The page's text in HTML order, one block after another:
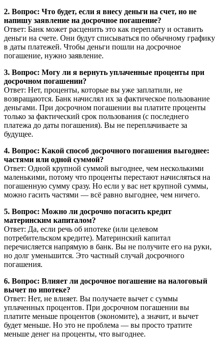
2. Вопрос: Что будет, если я внесу деньги на счет, но не
напишу заявление на досрочное погашение?
Ответ: Банк может расценить это как переплату и оставить
деньги на счете. Они будут списываться по обычному графику
в даты платежей. Чтобы деньги пошли на досрочное
погашение, нужно заявление.
3. Вопрос: Могу ли я вернуть уплаченные проценты при
досрочном погашении?
Ответ: Нет, проценты, которые вы уже заплатили, не
возвращаются. Банк начислял их за фактическое пользование
деньгами. При досрочном погашении вы платите проценты
только за фактический срок пользования (с последнего
платежа до даты погашения). Вы не переплачиваете за
будущее.
4. Вопрос: Какой способ досрочного погашения выгоднее:
частями или одной суммой?
Ответ: Одной крупной суммой выгоднее, чем несколькими
маленькими, потому что проценты перестают начисляться на
погашенную сумму сразу. Но если у вас нет крупной суммы,
можно гасить частями — всё равно выгоднее, чем ничего.
5. Вопрос: Можно ли досрочно погасить кредит
материнским капиталом?
Ответ: Да, если речь об ипотеке (или целевом
потребительском кредите). Материнский капитал
перечисляется напрямую в банк. Вы не получите его на руки,
но долг уменьшится. Это частный случай досрочного
погашения.
6. Вопрос: Влияет ли досрочное погашение на налоговый
вычет по ипотеке?
Ответ: Нет, не влияет. Вы получаете вычет с суммы
уплаченных процентов. При досрочном погашении вы
платите меньше процентов (экономите), а значит, и вычет
будет меньше. Но это не проблема — вы просто тратите
меньше денег на проценты, что выгоднее.